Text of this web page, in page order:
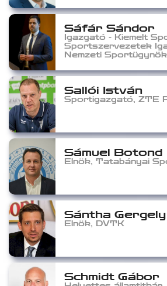
Sáfár Sándor
Igazgató - Kiemelt
Sportszervezetek
Nemzeti
Sallói István
Sportigazgató, ZTE
Sámuel Botond
Elnök, Tatabányai
Sántha Gergely
Elnök, DVTK
Schmidt Gábor